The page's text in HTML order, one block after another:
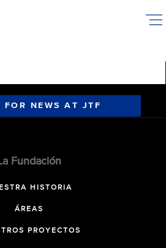
FOR NEWS AT JTF
Fundación
HISTORIA
ÁREAS
PROYECTOS